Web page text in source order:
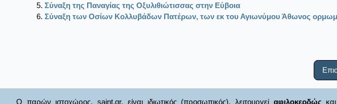
Σύναξη της Παναγίας της Οξυλιθιώτισσας στην Εύβοια
Σύναξη των Οσίων Κολλυβάδων Πατέρων, των εκ του Αγιωνύμου Άθωνος
Ο παρών ιστοχώρος, saint.gr, είναι ιδιωτικός (προσωπικός), λειτουργεί αφιλοκερδώς